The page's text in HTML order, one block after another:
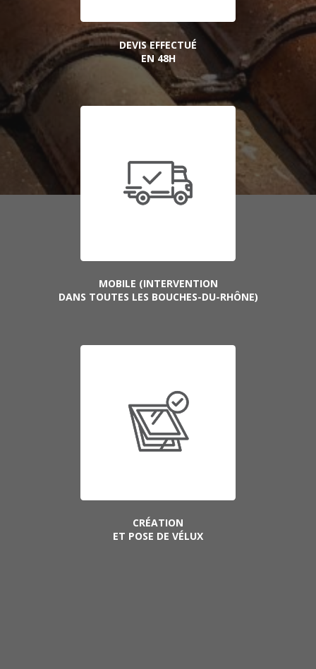
DEVIS EFFECTUÉ
EN 48H
MOBILE (INTERVENTION
DANS TOUTES LES BOUCHES-DU-RHÔNE)
CRÉATION
ET POSE DE VÉLUX